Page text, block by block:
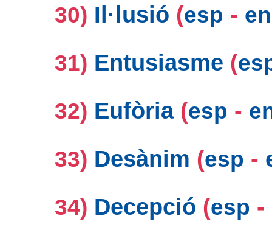
30) Il·lusió (esp -
31) Entusiasme (
32) Eufòria (esp -
33) Desànim (esp -
34) Decepció (esp -